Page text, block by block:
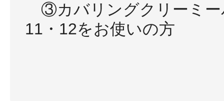
③カバリングクリーミー
11・12をお使いの方